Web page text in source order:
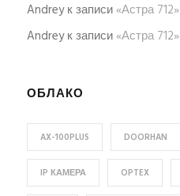
Andreyк записи«Астра 712»
Andreyк записи«Астра 712»
ОБЛАКО
AX-100PLUS DOORHAN
IP КАМЕРА OPTEX